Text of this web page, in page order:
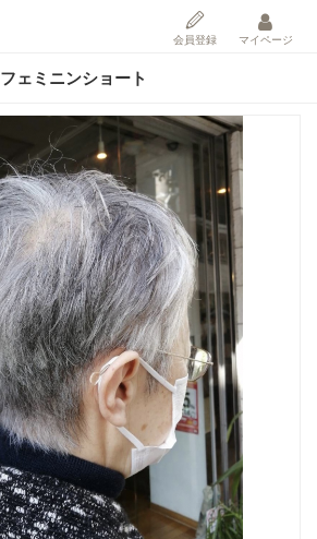
会員登録 マイページ
フェミニンショート